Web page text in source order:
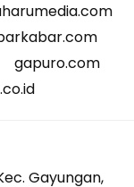
gapuro.com
Gayungan,